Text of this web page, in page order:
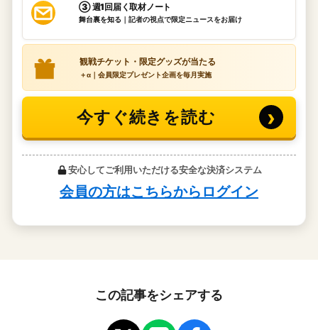
この記事をシェアする